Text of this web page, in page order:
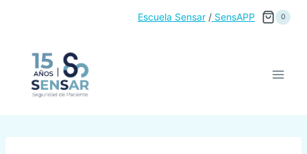
Escuela Sensar/SensAPP 0